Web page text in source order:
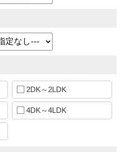
2DK～2LDK
4DK～4LDK